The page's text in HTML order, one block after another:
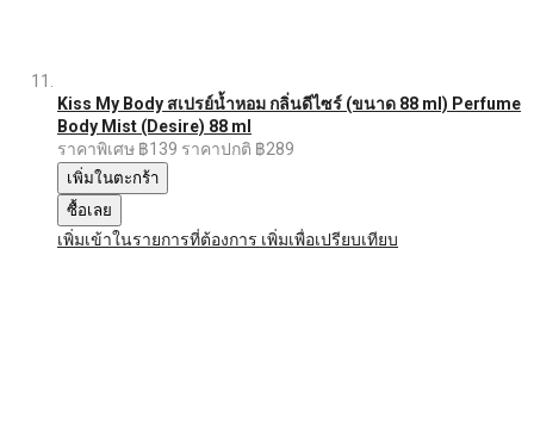
Kiss My Body สเปรย์น้ำหอม กลิ่นดีไซร์ (ขนาด 88 ml) Perfume
Body Mist (Desire) 88 ml
ราคาพิเศษ ฿139 ราคาปกติ ฿289
เพิ่มในตะกร้า
ซื้อเลย
เพิ่มเข้าในรายการที่ต้องการ เพิ่มเพื่อเปรียบเทียบ